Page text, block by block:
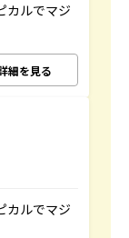
カルでマジ
細を見る
カルでマジ